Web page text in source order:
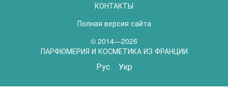
КОНТАКТЫ
Полная версия сайта
© 2014—2026
ПАРФЮМЕРИЯ И КОСМЕТИКА ИЗ ФРАНЦИИ
Рус Укр